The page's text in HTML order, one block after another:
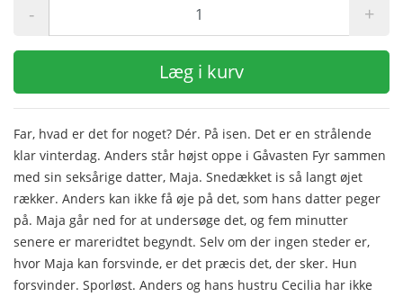
- +
Læg i kurv
Far, hvad er det for noget? Dér. På isen. Det er en strålende
klar vinterdag. Anders står højst oppe i Gåvasten Fyr sammen
med sin seksårige datter, Maja. Snedækket is så langt øjet
rækker. Anders kan ikke få øje på det, som hans datter peger
på. Maja går ned for at undersøge det, og fem minutter
senere er mareridtet begyndt. Selv om der ingen steder er,
hvor Maja kan forsvinde, er det præcis det, der sker. Hun
forsvinder. Sporløst. Anders og hans hustru Cecilia har ikke